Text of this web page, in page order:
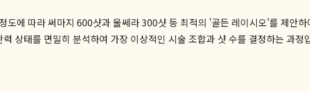
도에 따라 써마지 600샷과 울쎄라 300샷 등 최적의 '골든 레이시오'를 제안하
상태를 면밀히 분석하여 가장 이상적인 시술 조합과 샷 수를 결정하는 과